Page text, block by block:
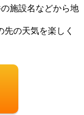
施設名などから地
の天気を楽しく